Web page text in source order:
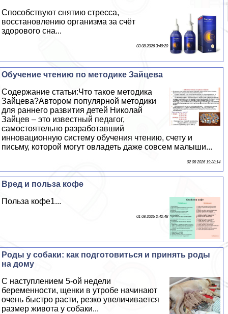
Способствуют снятию стресса,
восстановлению организма за счёт
здорового сна...
03 08 2026 3:49:20
Обучение чтению по методике Зайцева
Содержание статьи:Что такое методика
Зайцева?Автором популярной методики
для раннего развития детей Николай
Зайцев – это известный педагог,
самостоятельно разработавший
инновационную систему обучения чтению, счету и
письму, которой могут овладеть даже совсем малыши...
02 08 2026 19:38:14
Вред и польза кофе
Польза кофе1...
01 08 2026 2:42:48
Роды у собаки: как подготовиться и принять роды
на дому
С наступлением 5-ой недели
беременности, щенки в утробе начинают
очень быстро расти, резко увеличивается
размер живота у собаки...